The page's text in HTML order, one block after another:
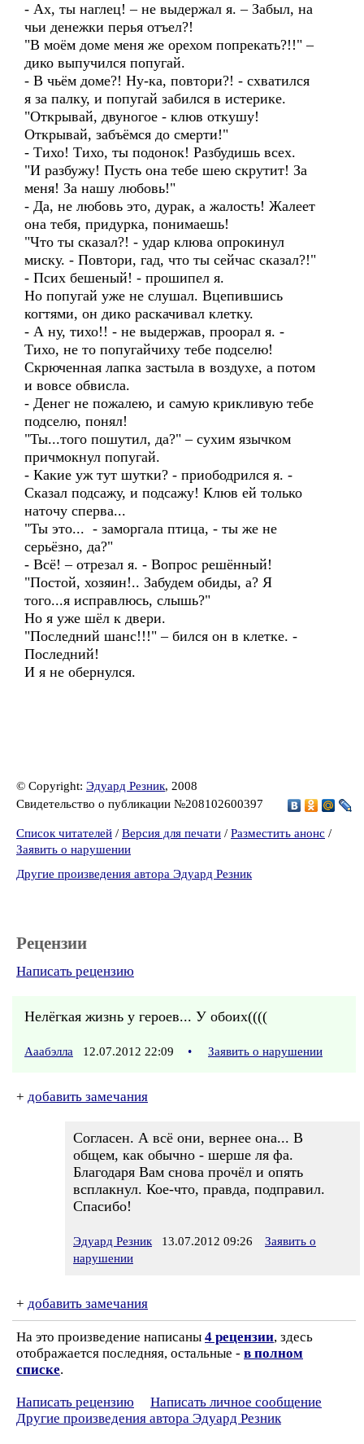
- Ах, ты наглец! – не выдержал я. – Забыл, на
чьи денежки перья отъел?!
"В моём доме меня же орехом попрекать?!!" –
дико выпучился попугай.
- В чьём доме?! Ну-ка, повтори?! - схватился
я за палку, и попугай забился в истерике.
"Открывай, двуногое - клюв откушу!
Открывай, забъёмся до смерти!"
- Тихо! Тихо, ты подонок! Разбудишь всех.
"И разбужу! Пусть она тебе шею скрутит! За
меня! За нашу любовь!"
- Да, не любовь это, дурак, а жалость! Жалеет
она тебя, придурка, понимаешь!
"Что ты сказал?! - удар клюва опрокинул
миску. - Повтори, гад, что ты сейчас сказал?!"
- Псих бешеный! - прошипел я.
Но попугай уже не слушал. Вцепившись
когтями, он дико раскачивал клетку.
- А ну, тихо!! - не выдержав, проорал я. -
Тихо, не то попугайчиху тебе подселю!
Скрюченная лапка застыла в воздухе, а потом
и вовсе обвисла.
- Денег не пожалею, и самую крикливую тебе
подселю, понял!
"Ты...того пошутил, да?" – сухим язычком
причмокнул попугай.
- Какие уж тут шутки? - приободрился я. -
Сказал подсажу, и подсажу! Клюв ей только
наточу сперва...
"Ты это... - заморгала птица, - ты же не
серьёзно, да?"
- Всё! – отрезал я. - Вопрос решённый!
"Постой, хозяин!.. Забудем обиды, а? Я
того...я исправлюсь, слышь?"
Но я уже шёл к двери.
"Последний шанс!!!" – бился он в клетке. -
Последний!
И я не обернулся.
© Copyright: Эдуард Резник, 2008
Свидетельство о публикации №208102600397
Список читателей / Версия для печати / Разместить анонс /
Заявить о нарушении
Другие произведения автора Эдуард Резник
Рецензии
Написать рецензию
Нелёгкая жизнь у героев... У обоих((((
Ааабэлла 12.07.2012 22:09 • Заявить о нарушении
+ добавить замечания
Согласен. А всё они, вернее она... В
общем, как обычно - шерше ля фа.
Благодаря Вам снова прочёл и опять
всплакнул. Кое-что, правда, подправил.
Спасибо!
Эдуард Резник 13.07.2012 09:26
Заявить о
нарушении
+ добавить замечания
На это произведение написаны 4 рецензии, здесь
отображается последняя, остальные - в полном
списке.
Написать рецензию
Написать личное сообщение
Другие произведения автора Эдуард Резник